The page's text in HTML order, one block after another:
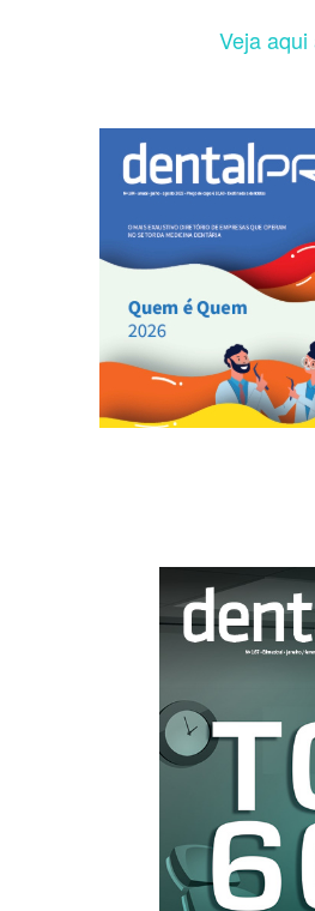
Veja